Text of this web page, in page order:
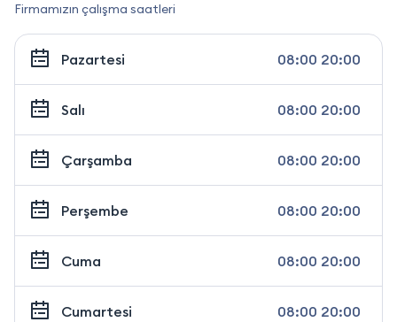
Firmamızın çalışma saatleri
Pazartesi 08:00 20:00
Salı 08:00 20:00
Çarşamba 08:00 20:00
Perşembe 08:00 20:00
Cuma 08:00 20:00
Cumartesi 08:00 20:00